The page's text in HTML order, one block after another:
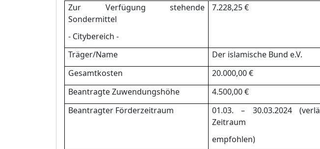
Zur Verfügung stehende
Sondermittel
- Citybereich -
7.228,25 €
Träger/Name
Der islamische Bund e.V.
Gesamtkosten
20.000,00 €
Beantragte Zuwendungshöhe 4.500,00 €
Beantragter Förderzeitraum 01.03.– 30.03.2024 (verlä
Zeitraum
empfohlen)